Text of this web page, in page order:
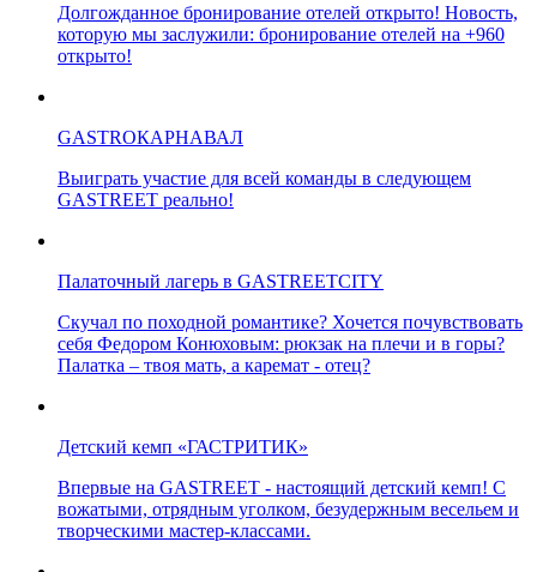
Долгожданное бронирование отелей открыто! Новость,
которую мы заслужили: бронирование отелей на +960
открыто!
GASTRОКАРНАВАЛ
Выиграть участие для всей команды в следующем
GASTREET реально!
Палаточный лагерь в GASTREETCITY
Скучал по походной романтике? Хочется почувствовать
себя Федором Конюховым: рюкзак на плечи и в горы?
Палатка – твоя мать, а каремат - отец?
Детский кемп «ГАСТРИТИК»
Впервые на GASTREET - настоящий детский кемп! С
вожатыми, отрядным уголком, безудержным весельем и
творческими мастер-классами.